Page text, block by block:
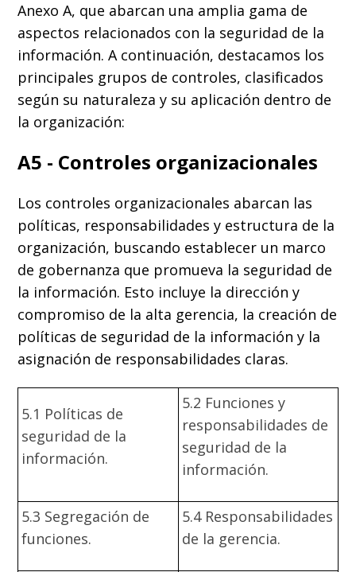
Anexo A, que abarcan una amplia gama de
aspectos relacionados con la seguridad de la
información. A continuación, destacamos los
principales grupos de controles, clasificados
según su naturaleza y su aplicación dentro de
la organización:
A5 - Controles organizacionales
Los controles organizacionales abarcan las
políticas, responsabilidades y estructura de la
organización, buscando establecer un marco
de gobernanza que promueva la seguridad de
la información. Esto incluye la dirección y
compromiso de la alta gerencia, la creación de
políticas de seguridad de la información y la
asignación de responsabilidades claras.
5.1 Políticas de
seguridad de la
información.
5.2 Funciones y
responsabilidades de
seguridad de la
información.
5.3 Segregación de
funciones.
5.4 Responsabilidades
de la gerencia.